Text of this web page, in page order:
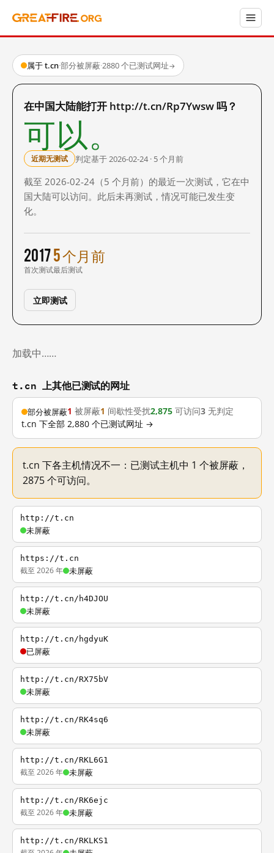
属于 t.cn·部分被屏蔽·2880 个已测试网址→
在中国大陆能打开 http://t.cn/Rp7Ywsw 吗？
可以。
近期无测试 判定基于 2026-02-24 · 5 个月前
截至 2026-02-24（5 个月前）的最近一次测试，它在中
国大陆可以访问。此后未再测试，情况可能已发生变
化。
2017
首次测试
5 个月前
最后测试
立即测试
加载中……
t.cn 上其他已测试的网址
部分被屏蔽1 被屏蔽1 间歇性受扰2,875 可访问3 无判定
t.cn 下全部 2,880 个已测试网址 →
t.cn 下各主机情况不一：已测试主机中 1 个被屏蔽，
2875 个可访问。
http://t.cn
未屏蔽
https://t.cn
截至 2026 年 未屏蔽
http://t.cn/h4DJOU
未屏蔽
http://t.cn/hgdyuK
已屏蔽
http://t.cn/RX75bV
未屏蔽
http://t.cn/RK4sq6
未屏蔽
http://t.cn/RKL6G1
截至 2026 年 未屏蔽
http://t.cn/RK6ejc
截至 2026 年 未屏蔽
http://t.cn/RKLKS1